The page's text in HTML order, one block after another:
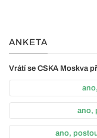
ANKETA
Vrátí se CSKA Moskva
ano,
ano,